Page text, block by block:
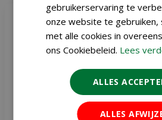
gebruikerservaring te
onze website te gebruiken,
met alle cookies in
ons Cookiebeleid. Lees
ALLES
ALLES